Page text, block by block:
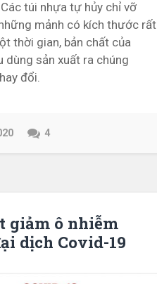
Các túi nhựa tự hủy chỉ vỡ
mảnh có kích thước rất
thời gian, bản chất của
dùng sản xuất ra chúng
đổi.
4
giảm ô nhiễm
dịch Covid-19